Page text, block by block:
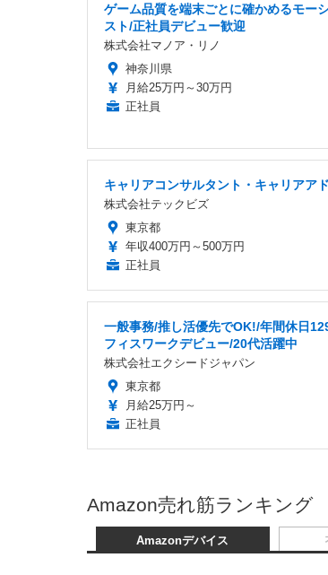
ゲーム品質を端末ごとに確かめるモー
スト/正社員デビュー歓迎
株式会社マノア・リノ
神奈川県
月給25万円～30万円
正社員
キャリアコンサルタント・キャリアア
株式会社テックビズ
東京都
年収400万円～500万円
正社員
一般事務/推し活優先でOK!/年間休日
フィスワークデビュー/20代活躍中
株式会社エクシードジャパン
東京都
月給25万円～
正社員
Amazon売れ筋ランキング
Amazonデバイス